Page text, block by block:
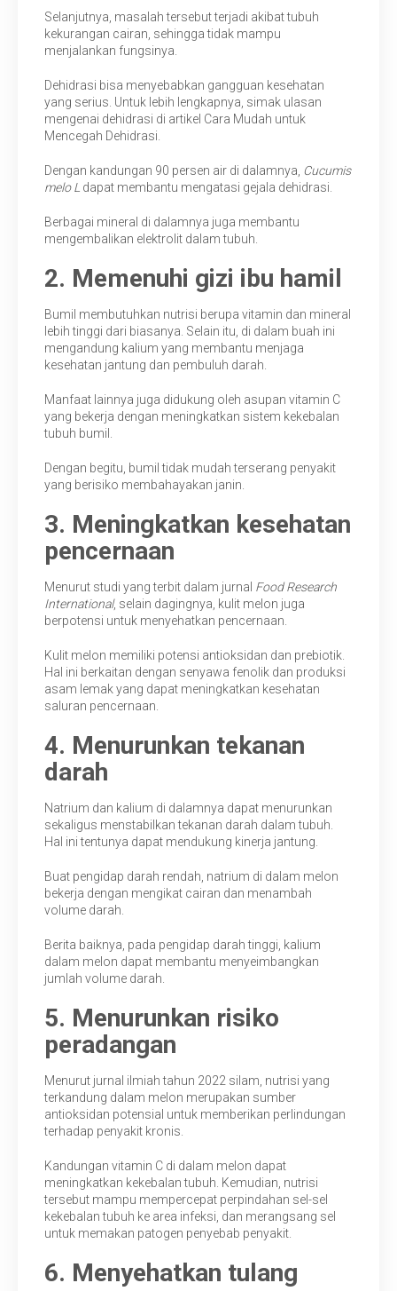
Selanjutnya, masalah tersebut terjadi akibat tubuh
kekurangan cairan, sehingga tidak mampu
menjalankan fungsinya.
Dehidrasi bisa menyebabkan gangguan kesehatan
yang serius. Untuk lebih lengkapnya, simak ulasan
mengenai dehidrasi di artikel Cara Mudah untuk
Mencegah Dehidrasi.
Dengan kandungan 90 persen air di dalamnya, Cucumis
melo L dapat membantu mengatasi gejala dehidrasi.
Berbagai mineral di dalamnya juga membantu
mengembalikan elektrolit dalam tubuh.
2. Memenuhi gizi ibu hamil
Bumil membutuhkan nutrisi berupa vitamin dan mineral
lebih tinggi dari biasanya. Selain itu, di dalam buah ini
mengandung kalium yang membantu menjaga
kesehatan jantung dan pembuluh darah.
Manfaat lainnya juga didukung oleh asupan vitamin C
yang bekerja dengan meningkatkan sistem kekebalan
tubuh bumil.
Dengan begitu, bumil tidak mudah terserang penyakit
yang berisiko membahayakan janin.
3. Meningkatkan kesehatan
pencernaan
Menurut studi yang terbit dalam jurnal Food Research
International, selain dagingnya, kulit melon juga
berpotensi untuk menyehatkan pencernaan.
Kulit melon memiliki potensi antioksidan dan prebiotik.
Hal ini berkaitan dengan senyawa fenolik dan produksi
asam lemak yang dapat meningkatkan kesehatan
saluran pencernaan.
4. Menurunkan tekanan
darah
Natrium dan kalium di dalamnya dapat menurunkan
sekaligus menstabilkan tekanan darah dalam tubuh.
Hal ini tentunya dapat mendukung kinerja jantung.
Buat pengidap darah rendah, natrium di dalam melon
bekerja dengan mengikat cairan dan menambah
volume darah.
Berita baiknya, pada pengidap darah tinggi, kalium
dalam melon dapat membantu menyeimbangkan
jumlah volume darah.
5. Menurunkan risiko
peradangan
Menurut jurnal ilmiah tahun 2022 silam, nutrisi yang
terkandung dalam melon merupakan sumber
antioksidan potensial untuk memberikan perlindungan
terhadap penyakit kronis.
Kandungan vitamin C di dalam melon dapat
meningkatkan kekebalan tubuh. Kemudian, nutrisi
tersebut mampu mempercepat perpindahan sel-sel
kekebalan tubuh ke area infeksi, dan merangsang sel
untuk memakan patogen penyebab penyakit.
6. Menyehatkan tulang